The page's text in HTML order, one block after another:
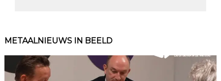
METAALNIEUWS IN BEELD